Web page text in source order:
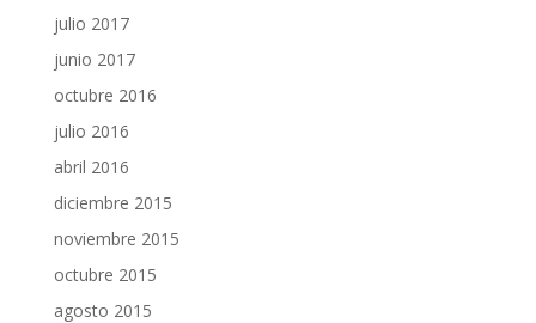
julio 2017
junio 2017
octubre 2016
julio 2016
abril 2016
diciembre 2015
noviembre 2015
octubre 2015
agosto 2015